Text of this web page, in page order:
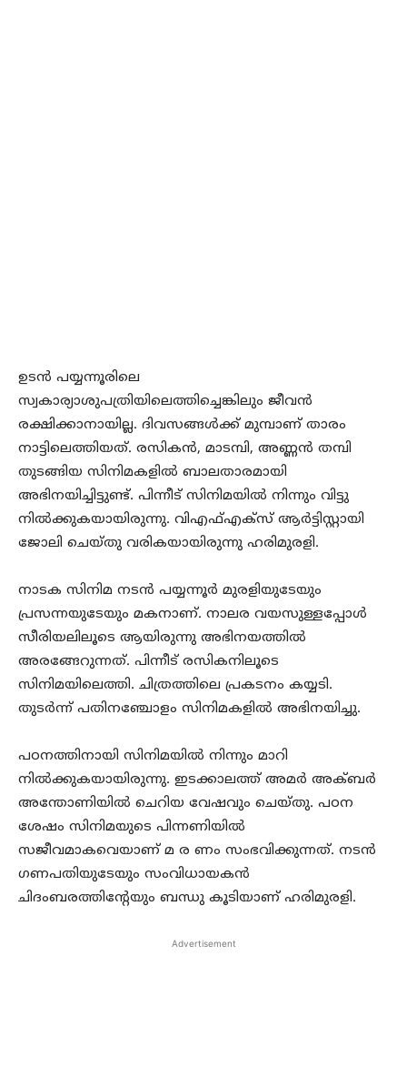
ഉടൻ പയ്യന്നൂരിലെ
സ്വകാര്യാശുപത്രിയിലെത്തിച്ചെങ്കിലും ജീവൻ
രക്ഷിക്കാനായില്ല. ദിവസങ്ങൾക്ക് മുമ്പാണ് താരം
നാട്ടിലെത്തിയത്. രസികൻ, മാടമ്പി, അണ്ണൻ തമ്പി
തുടങ്ങിയ സിനിമകളിൽ ബാലതാരമായി
അഭിനയിച്ചിട്ടുണ്ട്. പിന്നീട് സിനിമയിൽ നിന്നും വിട്ടു
നിൽക്കുകയായിരുന്നു. വിഎഫ്എക്സ് ആർട്ടിസ്റ്റായി
ജോലി ചെയ്തു വരികയായിരുന്നു ഹരിമുരളി.
നാടക സിനിമ നടൻ പയ്യന്നൂർ മുരളിയുടേയും
പ്രസന്നയുടേയും മകനാണ്. നാലര വയസുള്ളപ്പോൾ
സീരിയലിലൂടെ ആയിരുന്നു അഭിനയത്തിൽ
അരങ്ങേറുന്നത്. പിന്നീട് രസികനിലൂടെ
സിനിമയിലെത്തി. ചിത്രത്തിലെ പ്രകടനം കയ്യടി.
തുടർന്ന് പതിനഞ്ചോളം സിനിമകളിൽ അഭിനയിച്ചു.
പഠനത്തിനായി സിനിമയിൽ നിന്നും മാറി
നിൽക്കുകയായിരുന്നു. ഇടക്കാലത്ത് അമർ അക്ബർ
അന്തോണിയിൽ ചെറിയ വേഷവും ചെയ്തു. പഠന
ശേഷം സിനിമയുടെ പിന്നണിയിൽ
സജീവമാകവെയാണ് മ ര ണം സംഭവിക്കുന്നത്. നടൻ
ഗണപതിയുടേയും സംവിധായകൻ
ചിദംബരത്തിന്റേയും ബന്ധു കൂടിയാണ് ഹരിമുരളി.
Advertisement